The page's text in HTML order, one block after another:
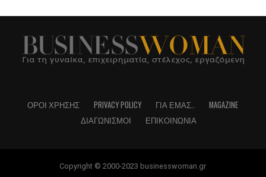
ΌΡΟΙ ΧΡΉΣΗΣ PRIVACY POLICY ΓΙΑ ΕΜΆΣ..
MAGAZINE
ΔΙΑΓΩΝΙΣΜΟΊ
ΕΠΙΚΟΙΝΩΝΊΑ
Copyright © 2000-2023 businesswoman.gr